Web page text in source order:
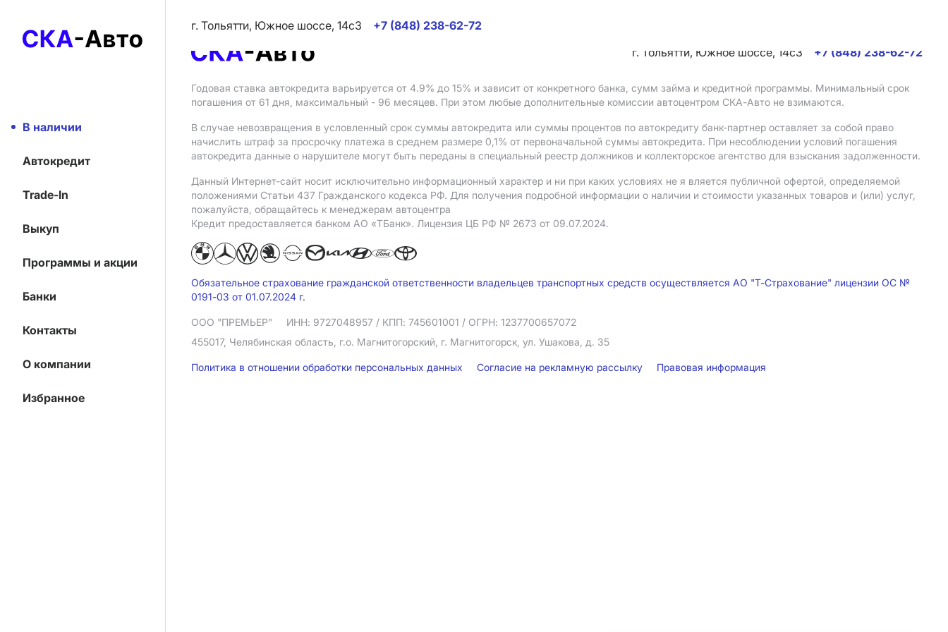
В наличии
Автокредит
Trade-In
Выкуп
Программы и акции
Банки
Контакты
О компании
Избранное
г. Тольятти, Южное шоссе, 14с3
+7 (848) 238-62-72
г. Тольятти, Южное шоссе, 14с3
+7 (848) 238-62-72
Годовая ставка автокредита варьируется от 4.9% до 15% и зависит от конкретного банка, сумм займа и кредитной программы. Минимальный срок
погашения от 61 дня, максимальный - 96 месяцев. При этом любые дополнительные комиссии автоцентром СКА-Авто не взимаются.
В случае невозвращения в условленный срок суммы автокредита или суммы процентов по автокредиту банк-партнер оставляет за собой право
начислить штраф за просрочку платежа в среднем размере 0,1% от первоначальной суммы автокредита. При несоблюдении условий погашения
автокредита данные о нарушителе могут быть переданы в специальный реестр должников и коллекторское агентство для взыскания задолженности.
Данный Интернет-сайт носит исключительно информационный характер и ни при каких условиях не я вляется публичной офертой, определяемой
положениями Статьи 437 Гражданского кодекса РФ. Для получения подробной информации о наличии и стоимости указанных товаров и (или) услуг,
пожалуйста, обращайтесь к менеджерам автоцентра
Кредит предоставляется банком АO «ТБанк». Лицензия ЦБ РФ № 2673 от 09.07.2024.
Обязательное страхование гражданской ответственности владельцев транспортных средств осуществляется АО "Т-Страхование" лицензии ОС №
0191-03 от 01.07.2024 г.
ООО "ПРЕМЬЕР" ИНН: 9727048957 / КПП: 745601001 / ОГРН: 1237700657072
455017, Челябинская область, г.о. Магнитогорский, г. Магнитогорск, ул. Ушакова, д. 35
Политика в отношении обработки персональных данных Согласие на рекламную рассылку Правовая информация